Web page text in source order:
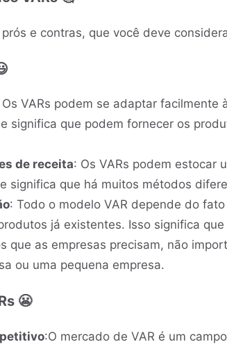
e contras, que você deve
Os VARs podem se adaptar
significa que podem fornecer os
de receita: Os VARs podem estocar
significa que há muitos métodos
: Todo o modelo VAR depende do
já existentes. Isso significa
que as empresas precisam, não
ou uma pequena empresa.
😬
:O mercado de VAR é um